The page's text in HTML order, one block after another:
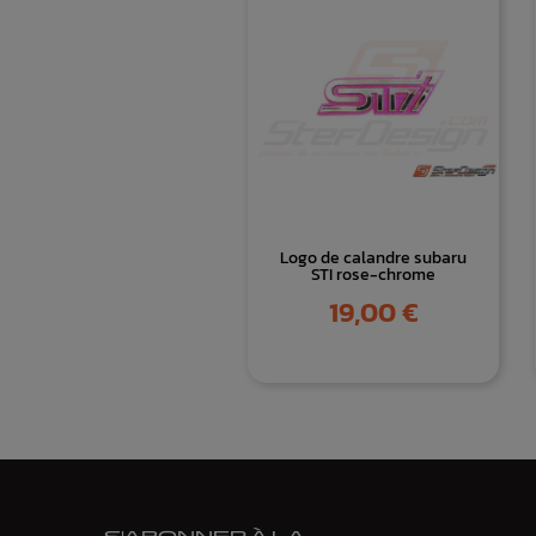
Logo de calandre subaru
STI rose-chrome
Prix
19,00 €